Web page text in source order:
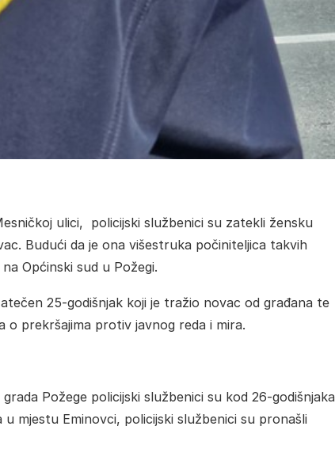
ulici, policijski službenici su zatekli žensku
Budući da je ona višestruka počiniteljica takvih
Općinski sud u Požegi.
25-godišnjak koji je tražio novac od građana te
o prekršajima protiv javnog reda i mira.
Požege policijski službenici su kod 26-godišnjaka
mjestu Eminovci, policijski službenici su pronašli